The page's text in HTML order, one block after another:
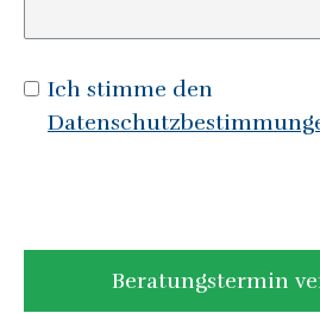
Ich stimme den
Beratungstermin